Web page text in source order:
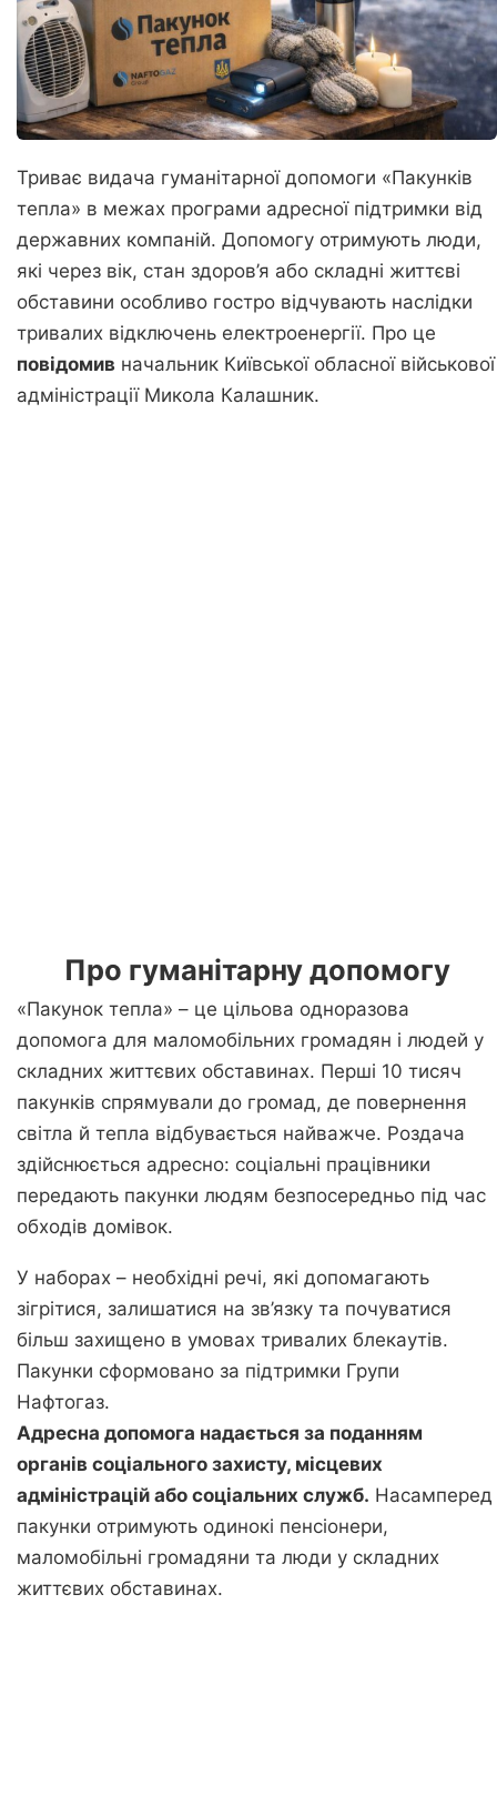
Триває видача гуманітарної допомоги «Пакунків
тепла» в межах програми адресної підтримки від
державних компаній. Допомогу отримують люди,
які через вік, стан здоров’я або складні життєві
обставини особливо гостро відчувають наслідки
тривалих відключень електроенергії. Про це
повідомив начальник Київської обласної військової
адміністрації Микола Калашник.
Про гуманітарну допомогу
«Пакунок тепла» – це цільова одноразова
допомога для маломобільних громадян і людей у
складних життєвих обставинах. Перші 10 тисяч
пакунків спрямували до громад, де повернення
світла й тепла відбувається найважче. Роздача
здійснюється адресно: соціальні працівники
передають пакунки людям безпосередньо під час
обходів домівок.
У наборах – необхідні речі, які допомагають
зігрітися, залишатися на зв’язку та почуватися
більш захищено в умовах тривалих блекаутів.
Пакунки сформовано за підтримки Групи
Нафтогаз.
Адресна допомога надається за поданням
органів соціального захисту, місцевих
адміністрацій або соціальних служб. Насамперед
пакунки отримують одинокі пенсіонери,
маломобільні громадяни та люди у складних
життєвих обставинах.